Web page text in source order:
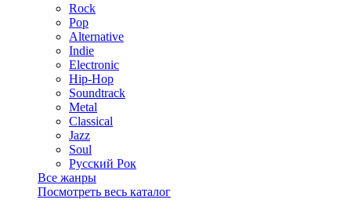
Rock
Pop
Alternative
Indie
Electronic
Hip-Hop
Soundtrack
Metal
Classical
Jazz
Soul
Русский Рок
Все жанры
Посмотреть весь каталог